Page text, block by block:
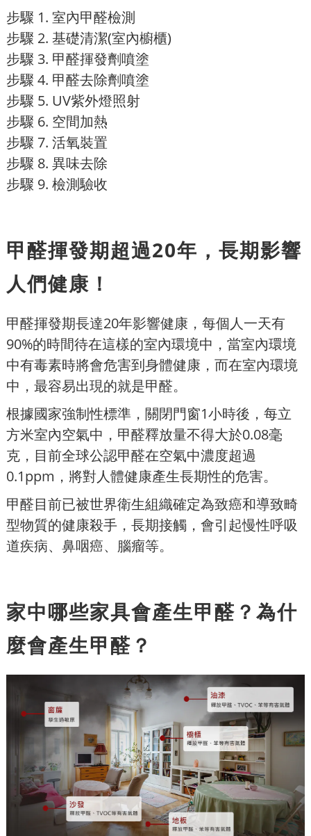
步驟 1. 室內甲醛檢測
步驟 2. 基礎清潔(室內櫥櫃)
步驟 3. 甲醛揮發劑噴塗
步驟 4. 甲醛去除劑噴塗
步驟 5. UV紫外燈照射
步驟 6. 空間加熱
步驟 7. 活氧裝置
步驟 8. 異味去除
步驟 9. 檢測驗收
甲醛揮發期超過20年，長期影響
人們健康！
甲醛揮發期長達20年影響健康，每個人一天有
90%的時間待在這樣的室內環境中，當室內環境
中有毒素時將會危害到身體健康，而在室內環境
中，最容易出現的就是甲醛。
根據國家強制性標準，關閉門窗1小時後，每立
方米室內空氣中，甲醛釋放量不得大於0.08毫
克，目前全球公認甲醛在空氣中濃度超過
0.1ppm，將對人體健康產生長期性的危害。
甲醛目前已被世界衛生組織確定為致癌和導致畸
型物質的健康殺手，長期接觸，會引起慢性呼吸
道疾病、鼻咽癌、腦瘤等。
家中哪些家具會產生甲醛？為什
麼會產生甲醛？